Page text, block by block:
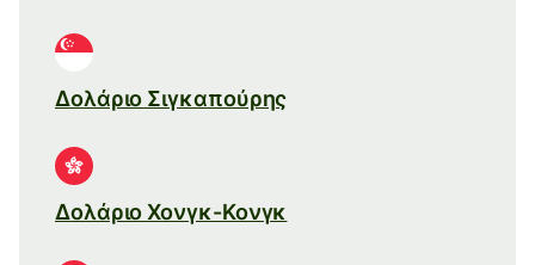
Δολάριο Σιγκαπούρης
Δολάριο Χονγκ-Κονγκ